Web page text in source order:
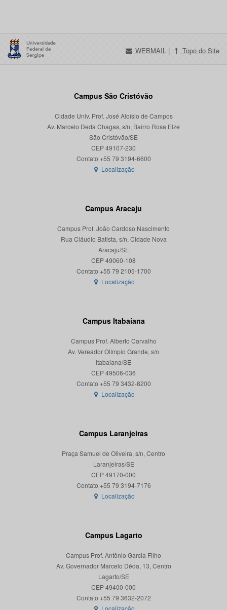
WEBMAIL | Topo do Site
Campus São Cristóvão
Cidade Univ. Prof. José Aloísio de Campos
Av. Marcelo Deda Chagas, s/n, Bairro Rosa Elze
São Cristóvão/SE
CEP 49107-230
Localização
Campus Aracaju
Campus Prof. João Cardoso Nascimento
Rua Cláudio Batista, s/n, Cidade Nova
Aracaju/SE
CEP 49060-108
Localização
Campus Itabaiana
Campus Prof. Alberto Carvalho
Av. Vereador Olímpio Grande, s/n
Itabaiana/SE
CEP 49506-036
Localização
Campus Laranjeiras
Praça Samuel de Oliveira, s/n, Centro
Laranjeiras/SE
CEP 49170-000
Localização
Campus Lagarto
Campus Prof. Antônio Garcia Filho
Av. Governador Marcelo Déda, 13, Centro
Lagarto/SE
CEP 49400-000